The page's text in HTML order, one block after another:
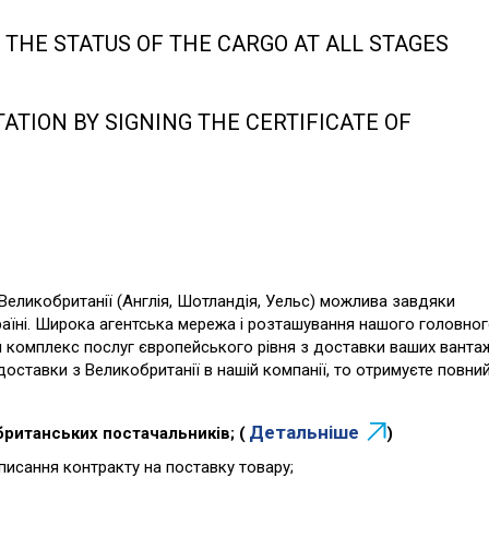
STATUS OF THE CARGO AT ALL STAGES
BY SIGNING THE CERTIFICATE OF
(Англія, Шотландія, Уельс) можлива завдяки
Широка агентська мережа і розташування нашого
послуг європейського рівня з доставки ваших
з Великобританії в нашій компанії, то отримуєте
постачальників; ( Детальніше
)
контракту на поставку товару;